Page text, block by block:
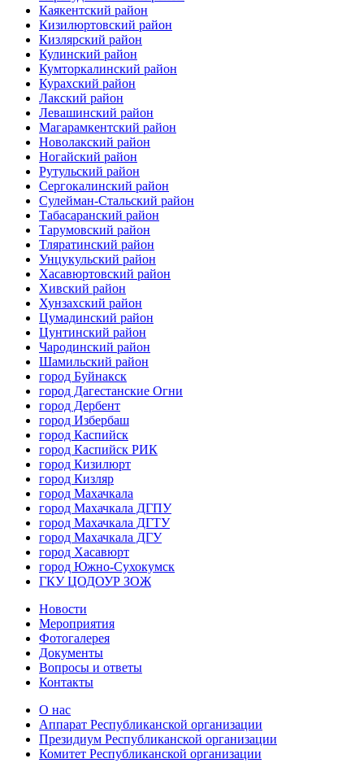
Каякентский район
Кизилюртовский район
Кизлярский район
Кулинский район
Кумторкалинский район
Курахский район
Лакский район
Левашинский район
Магарамкентский район
Новолакский район
Ногайский район
Рутульский район
Сергокалинский район
Сулейман-Стальский район
Табасаранский район
Тарумовский район
Тляратинский район
Унцукульский район
Хасавюртовский район
Хивский район
Хунзахский район
Цумадинский район
Цунтинский район
Чародинский район
Шамильский район
город Буйнакск
город Дагестанские Огни
город Дербент
город Избербаш
город Каспийск
город Каспийск РИК
город Кизилюрт
город Кизляр
город Махачкала
город Махачкала ДГПУ
город Махачкала ДГТУ
город Махачкала ДГУ
город Хасавюрт
город Южно-Сухокумск
ГКУ ЦОДОУР ЗОЖ
Новости
Мероприятия
Фотогалерея
Документы
Вопросы и ответы
Контакты
О нас
Аппарат Республиканской организации
Президиум Республиканской организации
Комитет Республиканской организации